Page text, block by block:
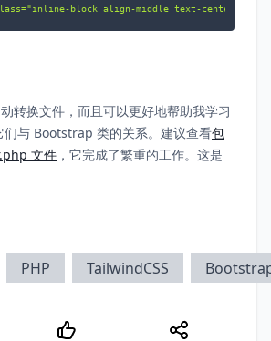
block align-middle text-center
转换文件，而且可以更好地帮助我学习
与 Bootstrap 类的关系。建议查看包
文件 ，它完成了繁重的工作。这是
PHP TailwindCSS